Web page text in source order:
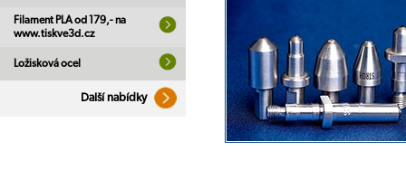
Filament PLA od 179,- na
www.tiskve3d.cz
Ložisková ocel
Další nabídky